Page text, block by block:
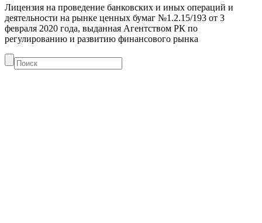
Лицензия на проведение банковских и иных операций и
деятельности на рынке ценных бумаг №1.2.15/193 от 3
февраля 2020 года, выданная Агентством РК по
регулированию и развитию финансового рынка